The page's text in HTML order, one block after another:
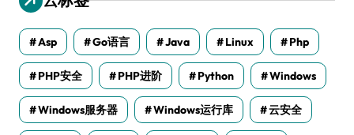
Asp Go语言 Java Linux Php
PHP安全 PHP进阶 Python Windows
Windows服务器 Windows运行库 云安全